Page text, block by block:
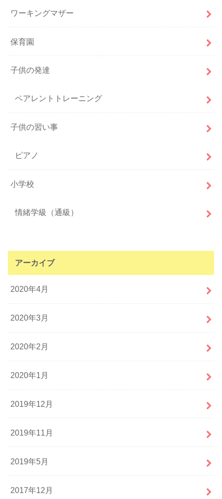
ワーキングマザー
保育園
子供の発達
ペアレントトレーニング
子供の習い事
ピアノ
小学校
情緒学級（通級）
アーカイブ
2020年4月
2020年3月
2020年2月
2020年1月
2019年12月
2019年11月
2019年5月
2017年12月